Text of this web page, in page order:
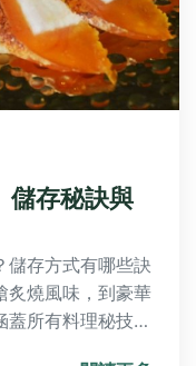
儲存秘訣與
儲存方式有哪些訣
炙燒風味，到豪華
所有料理秘技與